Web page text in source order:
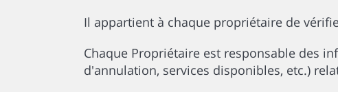
Il appartient à chaque propriétaire de
Chaque Propriétaire est responsable des
d'annulation, services disponibles, etc.)